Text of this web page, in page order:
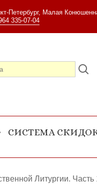
Петербург, Малая
335-07-04
СИСТЕМА
Литургии.